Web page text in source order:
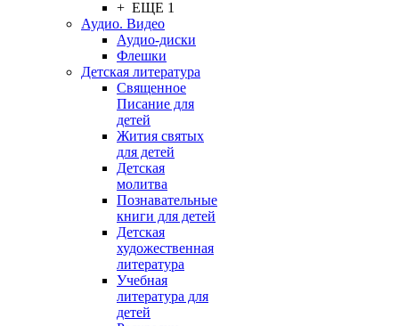
+ ЕЩЕ 1
Аудио. Видео
Аудио-диски
Флешки
Детская литература
Священное
Писание для
детей
Жития святых
для детей
Детская
молитва
Познавательные
книги для детей
Детская
художественная
литература
Учебная
литература для
детей